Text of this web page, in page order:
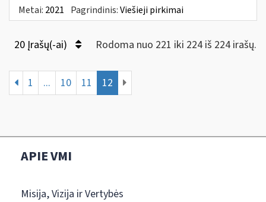
Metai: 2021 Pagrindinis:Viešieji pirkimai
20 Įrašų(-ai) Rodoma nuo 221 iki 224 iš 224 irašų.
1 ... 10 11 12
APIE VMI
Misija, Vizija ir Vertybės